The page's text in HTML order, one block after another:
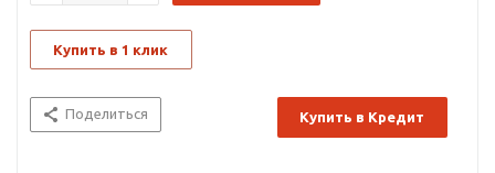
Купить в 1 клик
Поделиться Купить в Кредит